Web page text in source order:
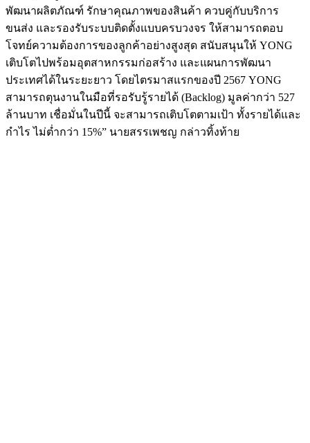
พัฒนาผลิตภัณฑ์ รักษาคุณภาพของสินค้า ควบคู่กับบริการ
ขนส่ง และรองรับระบบติดตั้งแบบครบวงจร ให้สามารถตอบ
โจทย์ความต้องการของลูกค้าอย่างสูงสุด สนับสนุนให้ YONG
เติบโตไปพร้อมอุตสาหกรรมก่อสร้าง และแผนการพัฒนา
ประเทศได้ในระยะยาว โดยไตรมาสแรกของปี 2567 YONG
สามารถตุนงานในมือที่รอรับรู้รายได้ (Backlog) มูลค่ากว่า 527
ล้านบาท เชื่อมั่นในปีนี้ จะสามารถเติบโตตามเป้า ทั้งรายได้และ
กำไร ไม่ต่ำกว่า 15%” นายสรรเพชญ กล่าวทิ้งท้าย